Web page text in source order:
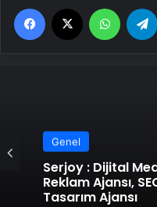
Facebook
Genel
Serjoy : Dijital Medya Ajansı, Google
Reklam Ajansı,
Tasarım Ajansı